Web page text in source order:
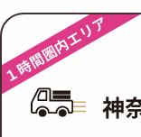
１時間圏内エリア
神